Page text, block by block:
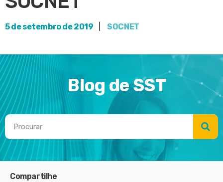
5 de setembro de 2019 SOCNET
Blog de SST
Compartilhe